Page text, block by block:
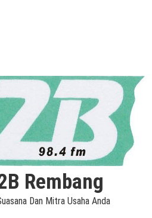
Rembang
Dan Mitra Usaha Anda